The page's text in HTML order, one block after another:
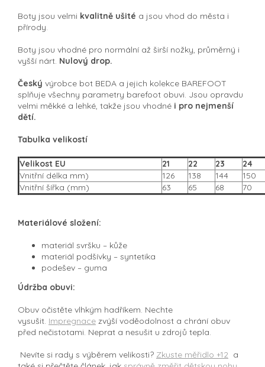
Boty jsou velmi kvalitně ušité a jsou vhod do města i
přírody.
Boty jsou vhodné pro normální až širší nožky, průměrný i
vyšší nárt. Nulový drop.
Český výrobce bot BEDA a jejich kolekce BAREFOOT
splňuje všechny parametry barefoot obuvi. Jsou opravdu
velmi měkké a lehké, takže jsou vhodné i pro nejmenší
dětí.
Tabulka velikostí
Velikost EU 21 22 23
24
Vnitřní délka mm)
126 138 144
150
Vnitřní šířka (mm)
63 65 68 70
Materiálové složení:
materiál svršku –⁠ kůže
materiál podšívky –⁠ syntetika
podešev –⁠ guma
Údržba obuvi:
Obuv očistěte vlhkým hadříkem. Nechte
vysušit. Impregnace zvýší voděodolnost a chrání obuv
před nečistotami. Neprat a nesušit u zdrojů tepla.
Nevíte si rady s výběrem velikosti? Zkuste měřidlo +12 a